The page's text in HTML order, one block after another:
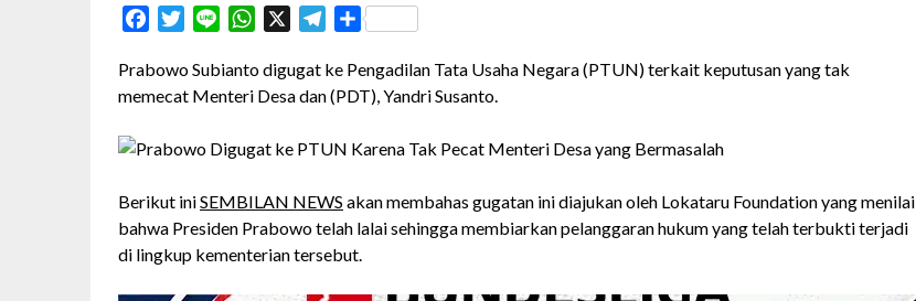
FacebookTwitterLine WhatsApp Telegram
Share
Prabowo Subianto digugat ke Pengadilan Tata Usaha Negara (PTUN) terkait keputusan yang tak
memecat Menteri Desa dan (PDT), Yandri Susanto.
Berikut iniSEMBILAN NEWS akan membahas gugatan ini diajukan oleh Lokataru Foundation yang menilai
bahwa Presiden Prabowo telah lalai sehingga membiarkan pelanggaran hukum yang telah terbukti terjadi
di lingkup kementerian tersebut.